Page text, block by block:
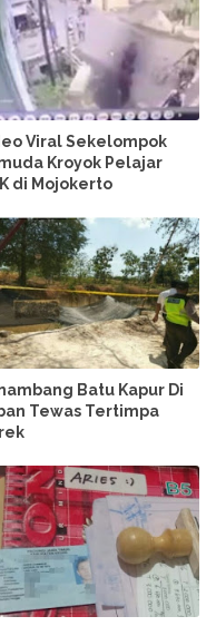
Viral Sekelompok
Kroyok Pelajar
di Mojokerto
Batu Kapur Di
Tewas Tertimpa